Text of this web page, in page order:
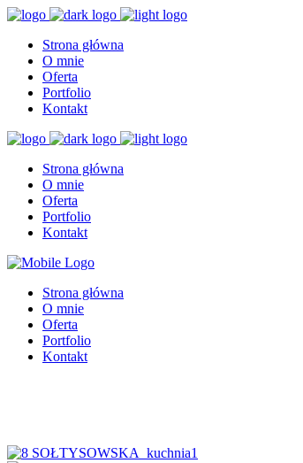
Strona główna
O mnie
Oferta
Portfolio
Kontakt
Strona główna
O mnie
Oferta
Portfolio
Kontakt
Strona główna
O mnie
Oferta
Portfolio
Kontakt